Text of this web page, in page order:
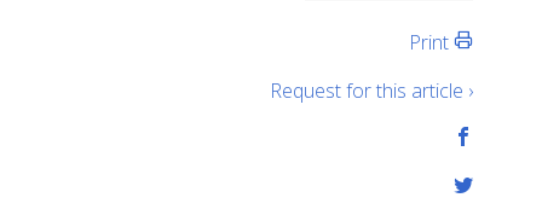
Print
Request for this article ›